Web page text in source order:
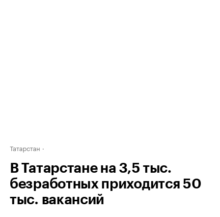
Татарстан
В Татарстане на 3,5 тыс.
безработных приходится 50
тыс. вакансий